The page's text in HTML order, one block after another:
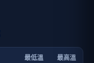
最低溫 最高溫